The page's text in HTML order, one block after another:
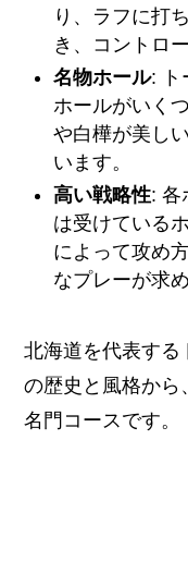
り、ラフに打
き、コントロ
名物ホール: ト
ホールがいく
や白樺が美し
います。
高い戦略性: 各
は受けている
によって攻め
なプレーが求
北海道を代表する
の歴史と風格から
名門コースです。